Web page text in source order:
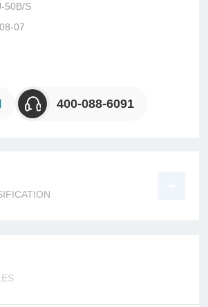
温的反复抵拉力及产品于热胀冷缩产出的化
50B/S
07
400-088-6091